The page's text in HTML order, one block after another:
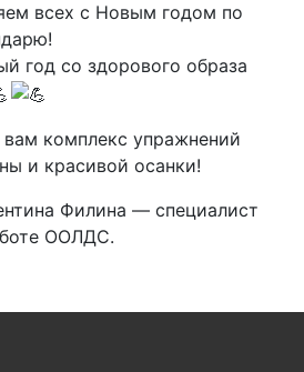
всех с Новым годом по
год со здорового образа
комплекс упражнений
и красивой осанки!
Филина — специалист
ООЛДС.